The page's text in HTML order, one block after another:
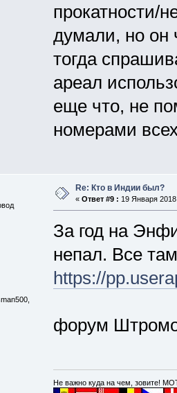
прокатности/
думали, но он
тогда
ареал
еще что, не
номерами
Re: Кто в Индии был?
« Ответ #9 : 19 Января
За год на
непал. Все
https://
форум
Не важно куда на чем, зовите!